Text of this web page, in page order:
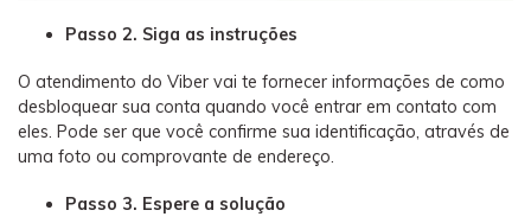
Passo 2. Siga as instruções
O atendimento do Viber vai te fornecer informações de como
desbloquear sua conta quando você entrar em contato com
eles. Pode ser que você confirme sua identificação, através de
uma foto ou comprovante de endereço.
Passo 3. Espere a solução